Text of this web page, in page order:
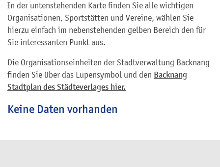
In der untenstehenden Karte finden Sie alle wichtigen
Organisationen, Sportstätten und Vereine, wählen Sie
hierzu einfach im nebenstehenden gelben Bereich den für
Sie interessanten Punkt aus.
Die Organisationseinheiten der Stadtverwaltung Backnang
finden Sie über das Lupensymbol und den Backnang
Stadtplan des Städteverlages hier.
Keine Daten vorhanden